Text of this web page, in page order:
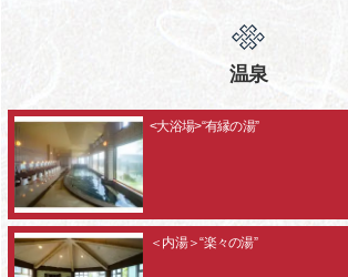
温泉
<大浴場>“有縁の湯”
＜内湯＞“楽々の湯”